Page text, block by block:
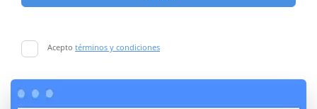
Acepto términos y condiciones